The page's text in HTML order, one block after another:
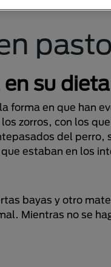
su dieta
forma en que han
zorros, con los
del perro,
estaban en los
bayas y otro
Mientras no se